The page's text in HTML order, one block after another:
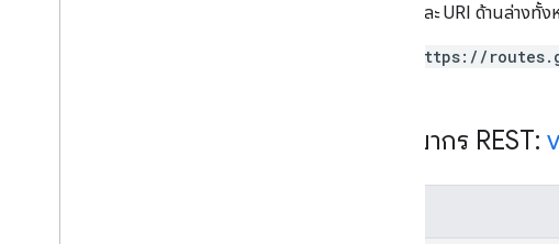
ต่อไปนี้และ URI ด้านล่าง
https://
ทรัพยากร REST: